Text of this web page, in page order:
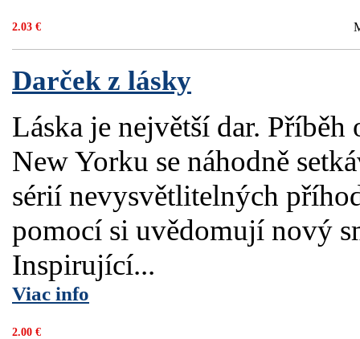
2.03 €
Darček z lásky
Láska je největší dar. Příběh
New Yorku se náhodně
sérií nevysvětlitelných
pomocí si uvědomují nový
Inspirující...
Viac info
2.00 €